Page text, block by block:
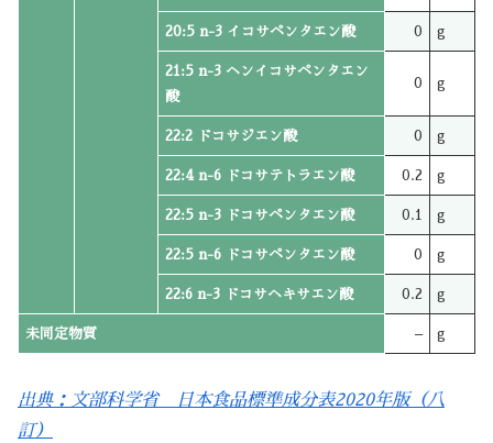
20:5 n-3 イコサペンタエン酸 0 g
21:5 n-3 ヘンイコサペンタエン
酸
0 g
22:2 ドコサジエン酸 0 g
22:4 n-6 ドコサテトラエン酸 0.2 g
22:5 n-3 ドコサペンタエン酸 0.1 g
22:5 n-6 ドコサペンタエン酸 0 g
22:6 n-3 ドコサヘキサエン酸 0.2 g
未同定物質 – g
出典：文部科学省 日本食品標準成分表2020年版（八
訂）